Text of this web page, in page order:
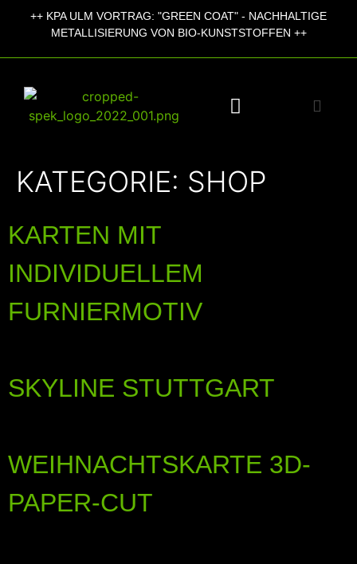
++ KPA ULM VORTRAG: "GREEN COAT" - NACHHALTIGE
METALLISIERUNG VON BIO-KUNSTSTOFFEN ++
KATEGORIE: SHOP
KARTEN MIT
INDIVIDUELLEM
FURNIERMOTIV
SKYLINE STUTTGART
WEIHNACHTSKARTE 3D-
PAPER-CUT